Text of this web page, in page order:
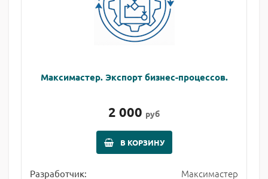
Максимастер. Экспорт бизнес-процессов.
2 000 руб
В КОРЗИНУ
Разработчик: Максимастер